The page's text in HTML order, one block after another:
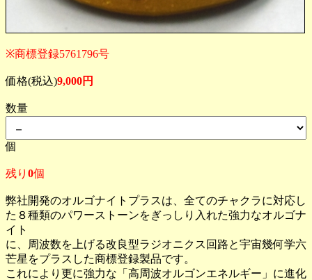
※商標登録5761796号
価格(税込)9,000円
数量
個
残り 0個
弊社開発のオルゴナイトプラスは、全てのチャクラに対応し
た８種類のパワーストーンをぎっしり入れた強力なオルゴナ
イト
に、周波数を上げる改良型ラジオニクス回路と宇宙幾何学六
芒星をプラスした商標登録製品です。
これにより更に強力な「高周波オルゴンエネルギー」に進化